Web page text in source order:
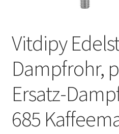
Vitdipy
Dampfrohr,
Ersatz-
685